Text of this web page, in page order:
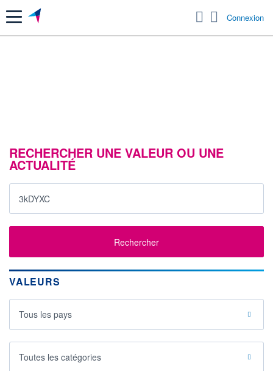
Menu Connexion
RECHERCHER UNE VALEUR OU UNE
ACTUALITÉ
Rechercher
VALEURS
Tous les pays
Toutes les catégories